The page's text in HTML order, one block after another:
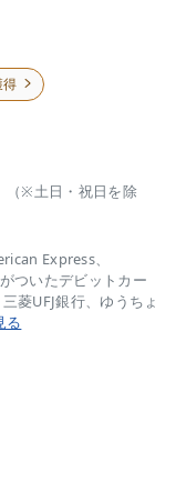
得 
（※土日・祝日を除
Express、
ついたデビットカー
菱UFJ銀行、ゆうちょ
る